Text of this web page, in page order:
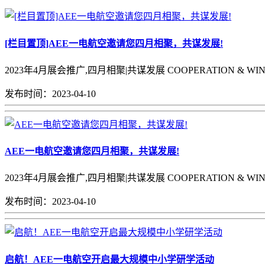
[栏目置顶]AEE一电航空邀请您四月相聚，共谋发展!
2023年4月展会推广,四月相聚|共谋发展 COOPERATION &
发布时间：2023-04-10
AEE一电航空邀请您四月相聚，共谋发展!
2023年4月展会推广,四月相聚|共谋发展 COOPERATION &
发布时间：2023-04-10
启航！AEE一电航空开启最大规模中小学研学活动